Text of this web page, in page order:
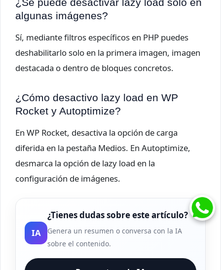
¿Se puede desactivar lazy load solo en
algunas imágenes?
Sí, mediante filtros específicos en PHP puedes
deshabilitarlo solo en la primera imagen, imagen
destacada o dentro de bloques concretos.
¿Cómo desactivo lazy load en WP
Rocket y Autoptimize?
En WP Rocket, desactiva la opción de carga
diferida en la pestaña Medios. En Autoptimize,
desmarca la opción de lazy load en la
configuración de imágenes.
IA
¿Tienes dudas sobre este artículo?
Genera un resumen o conversa con la IA
sobre el contenido.